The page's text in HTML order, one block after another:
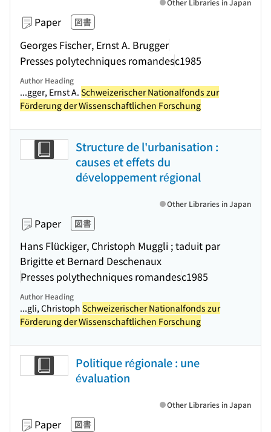
Paper 図書
Georges Fischer, Ernst A. Brugger
Presses polytechniques romandesc1985
Other Libraries in Japan
Author Heading
...gger, Ernst A. Schweizerischer Nationalfonds zur
Förderung der Wissenschaftlichen Forschung
Structure de l'urbanisation :
causes et effets du
développement régional
Paper 図書
Hans Flückiger, Christoph Muggli ; taduit par
Brigitte et Bernard Deschenaux
Presses polythechniques romandesc1985
Other Libraries in Japan
Author Heading
...gli, Christoph Schweizerischer Nationalfonds zur
Förderung der Wissenschaftlichen Forschung
Politique régionale : une
évaluation
Paper 図書
Other Libraries in Japan